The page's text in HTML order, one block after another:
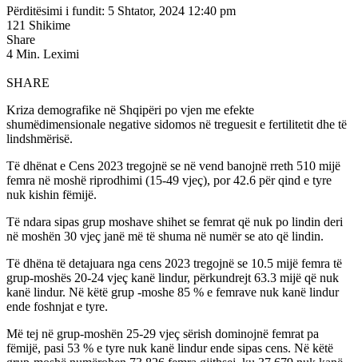
Përditësimi i fundit: 5 Shtator, 2024 12:40 pm
121 Shikime
Share
4 Min. Leximi
SHARE
Kriza demografike në Shqipëri po vjen me efekte
shumëdimensionale negative sidomos në treguesit e fertilitetit dhe të
lindshmërisë.
Të dhënat e Cens 2023 tregojnë se në vend banojnë rreth 510 mijë
femra në moshë riprodhimi (15-49 vjeç), por 42.6 për qind e tyre
nuk kishin fëmijë.
Të ndara sipas grup moshave shihet se femrat që nuk po lindin deri
në moshën 30 vjeç janë më të shuma në numër se ato që lindin.
Të dhëna të detajuara nga cens 2023 tregojnë se 10.5 mijë femra të
grup-moshës 20-24 vjeç kanë lindur, përkundrejt 63.3 mijë që nuk
kanë lindur. Në këtë grup -moshe 85 % e femrave nuk kanë lindur
ende foshnjat e tyre.
Më tej në grup-moshën 25-29 vjeç sërish dominojnë femrat pa
fëmijë, pasi 53 % e tyre nuk kanë lindur ende sipas cens. Në këtë